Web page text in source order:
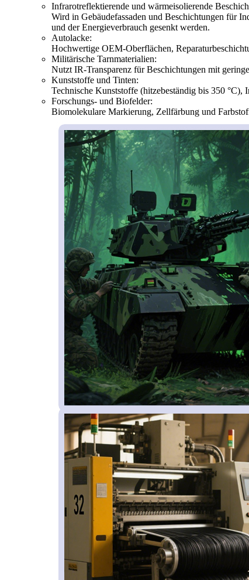
Infrarotreflektierende und wärmeisolierende
Wird in Gebäudefassaden und Beschichtungen für
und der Energieverbrauch gesenkt werden.
Autolacke:
Hochwertige OEM-Oberflächen,
Militärische Tarnmaterialien:
Nutzt IR-Transparenz für Beschichtungen mit
Kunststoffe und Tinten:
Technische Kunststoffe (hitzebeständig bis 350
Forschungs- und Biofelder:
Biomolekulare Markierung, Zellfärbung und